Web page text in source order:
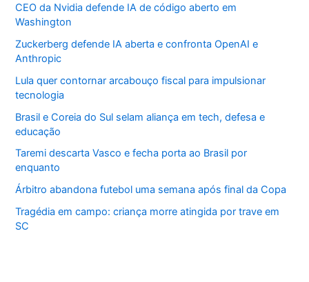
CEO da Nvidia defende IA de código aberto em
Washington
Zuckerberg defende IA aberta e confronta OpenAI e
Anthropic
Lula quer contornar arcabouço fiscal para impulsionar
tecnologia
Brasil e Coreia do Sul selam aliança em tech, defesa e
educação
Taremi descarta Vasco e fecha porta ao Brasil por
enquanto
Árbitro abandona futebol uma semana após final da Copa
Tragédia em campo: criança morre atingida por trave em
SC